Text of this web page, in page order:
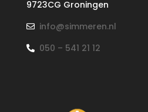
9723CG Groningen
info@simmeren.nl
050 – 541 21 12